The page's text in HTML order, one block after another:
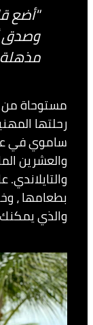
مستوحاة من
رحلتها
والعشرين
بطعامها ،
والذي
"أضع
وصدق